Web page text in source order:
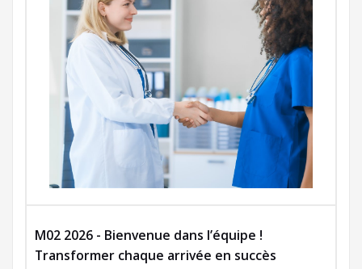
M02 2026 - Bienvenue dans l’équipe !
Transformer chaque arrivée en succès